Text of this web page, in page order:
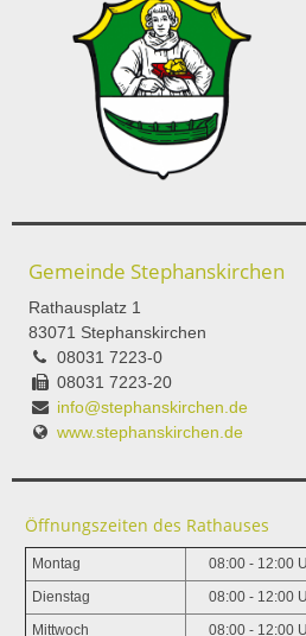
Gemeinde Stephanskirchen
Rathausplatz 1
83071 Stephanskirchen
08031 7223-0
08031 7223-20
info@stephanskirchen.de
www.stephanskirchen.de
Öffnungszeiten des Rathauses
Montag 08:00 - 12:00
Dienstag 08:00 - 12:00
Mittwoch 08:00 - 12:00